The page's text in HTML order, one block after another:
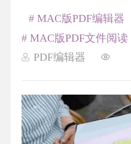
PDF编辑器
# MAC版PDF编辑器
# MAC版PDF文件阅读